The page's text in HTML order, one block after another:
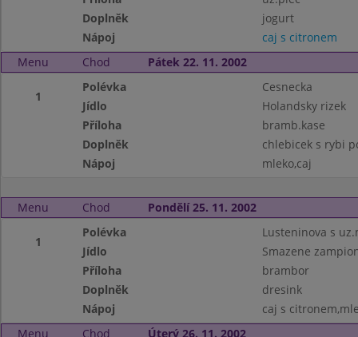
Doplněk
jogurt
Nápoj
caj s citronem
Menu
Chod Pátek 22. 11. 2002
1
Polévka
Cesnecka
Jídlo
Holandsky rizek
Příloha
bramb.kase
Doplněk
chlebicek s rybi
Nápoj
mleko,caj
Menu Chod Pondělí 25. 11. 2002
1
Polévka
Lusteninova s
Jídlo
Smazene
Příloha
brambor
Doplněk
dresink
Nápoj
caj s
Menu
Chod Úterý 26. 11. 2002